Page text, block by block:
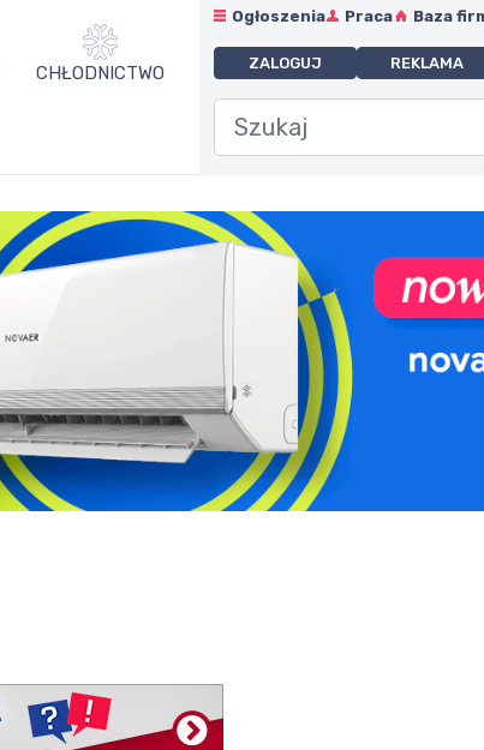
CHŁODNICTWO
Ogłoszenia Praca Baza
ZALOGUJ REKLAMA